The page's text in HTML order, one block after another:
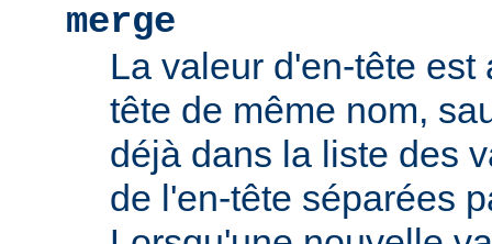
merge
La valeur d'en-tête est
tête de même nom,
déjà dans la liste des
de l'en-tête séparées